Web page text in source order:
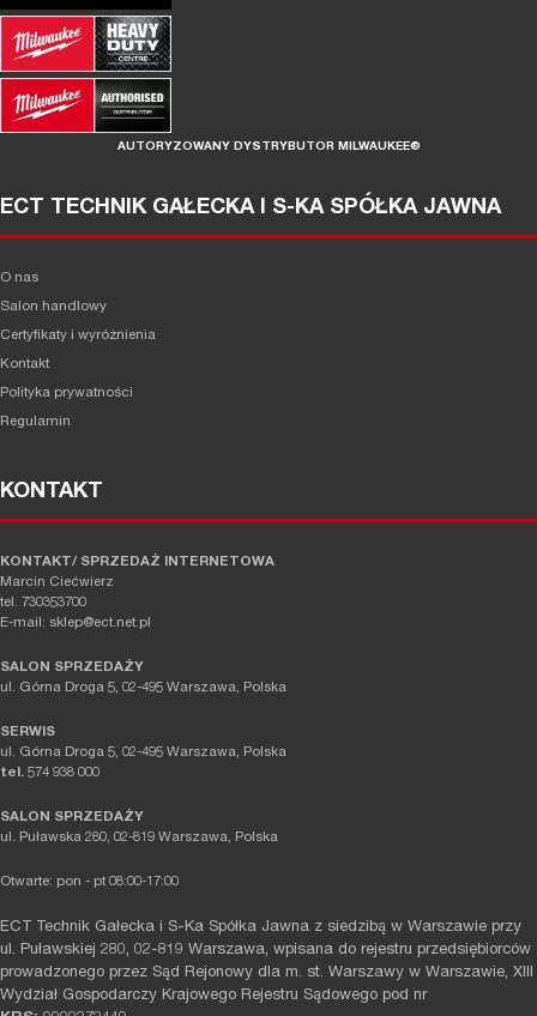
AUTORYZOWANY DYSTRYBUTOR MILWAUKEE®
ECT TECHNIK GAŁECKA I S-KA SPÓŁKA JAWNA
O nas
Salon handlowy
Certyfikaty i wyróżnienia
Kontakt
Polityka prywatności
Regulamin
KONTAKT
KONTAKT/ SPRZEDAŻ INTERNETOWA
Marcin Ciećwierz
tel. 730353700
E-mail: sklep@ect.net.pl
SALON SPRZEDAŻY
ul. Górna Droga 5, 02-495 Warszawa, Polska
SERWIS
ul. Górna Droga 5, 02-495 Warszawa, Polska
tel. 574 938 000
SALON SPRZEDAŻY
ul. Puławska 280, 02-819 Warszawa, Polska
Otwarte: pon - pt 08:00-17:00
ECT Technik Gałecka i S-Ka Spółka Jawna z siedzibą w Warszawie przy
ul. Puławskiej 280, 02-819 Warszawa, wpisana do rejestru przedsiębiorców
prowadzonego przez Sąd Rejonowy dla m. st. Warszawy w Warszawie, XIII
Wydział Gospodarczy Krajowego Rejestru Sądowego pod nr